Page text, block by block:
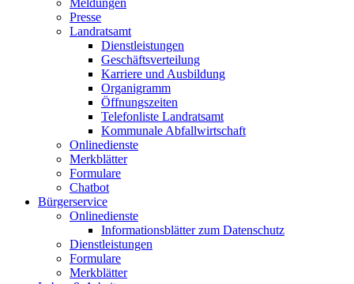
Meldungen
Presse
Landratsamt
Dienstleistungen
Geschäftsverteilung
Karriere und Ausbildung
Organigramm
Öffnungszeiten
Telefonliste Landratsamt
Kommunale Abfallwirtschaft
Onlinedienste
Merkblätter
Formulare
Chatbot
Bürgerservice
Onlinedienste
Informationsblätter zum Datenschutz
Dienstleistungen
Formulare
Merkblätter